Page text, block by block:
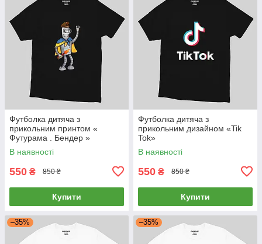
Футболка дитяча з
прикольним принтом «
Футурама . Бендер »
В наявності
550 ₴ 850 ₴
Купити
Футболка дитяча з
прикольним дизайном «Tik
Tok»
В наявності
550 ₴ 850 ₴
Купити
–35% –35%